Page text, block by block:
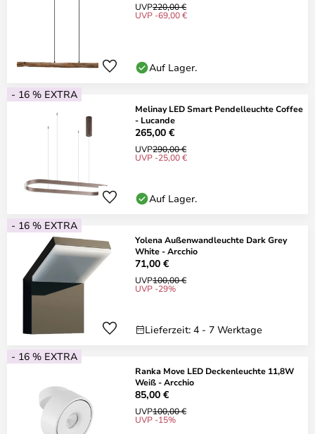
UVP220,00 €
UVP -69,00 €
Auf Lager.
- 16 % EXTRA
Melinay LED Smart Pendelleuchte Coffee
- Lucande
265,00 €
UVP290,00 €
UVP -25,00 €
Auf Lager.
- 16 % EXTRA
Yolena Außenwandleuchte Dark Grey
White - Arcchio
71,00 €
UVP100,00 €
UVP -29%
Lieferzeit: 4 - 7 Werktage
- 16 % EXTRA
Ranka Move LED Deckenleuchte 11,8W
Weiß - Arcchio
85,00 €
UVP100,00 €
UVP -15%